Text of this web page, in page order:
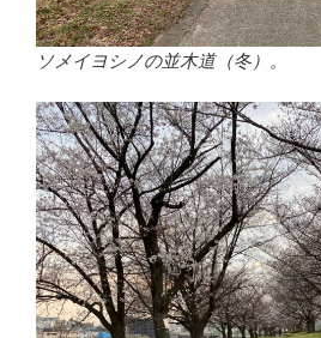
ソメイヨシノの並木道（冬）。